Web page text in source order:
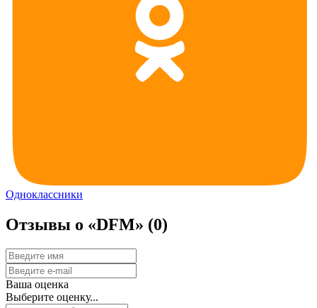
Одноклассники
Отзывы о «DFM» (0)
Ваша оценка
Выберите оценку...